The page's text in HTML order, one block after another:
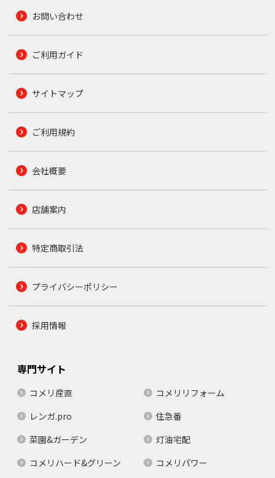
お問い合わせ
ご利用ガイド
サイトマップ
ご利用規約
会社概要
店舗案内
特定商取引法
プライバシーポリシー
採用情報
専門サイト
コメリ産直
コメリリフォーム
レンガ.pro
住急番
菜園&ガーデン
灯油宅配
コメリハード&グリーン
コメリパワー